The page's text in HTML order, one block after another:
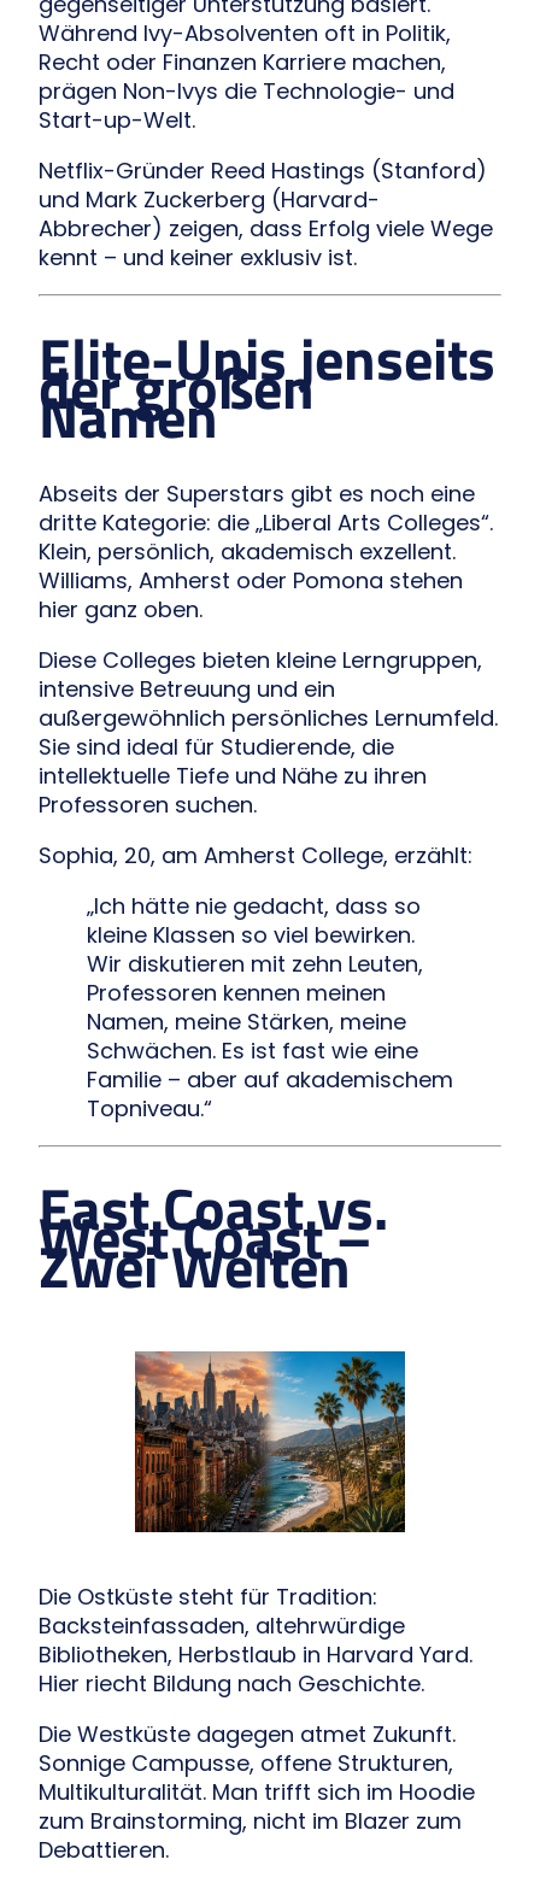
Während Ivy-Absolventen oft in Politik,
Recht oder Finanzen Karriere machen,
prägen Non-Ivys die Technologie- und
Start-up-Welt.
Netflix-Gründer Reed Hastings (Stanford)
und Mark Zuckerberg (Harvard-
Abbrecher) zeigen, dass Erfolg viele Wege
kennt – und keiner exklusiv ist.
Elite-Unis jenseits
der großen
Namen
Abseits der Superstars gibt es noch eine
dritte Kategorie: die „Liberal Arts Colleges“.
Klein, persönlich, akademisch exzellent.
Williams, Amherst oder Pomona stehen
hier ganz oben.
Diese Colleges bieten kleine Lerngruppen,
intensive Betreuung und ein
außergewöhnlich persönliches Lernumfeld.
Sie sind ideal für Studierende, die
intellektuelle Tiefe und Nähe zu ihren
Professoren suchen.
Sophia, 20, am Amherst College, erzählt:
„Ich hätte nie gedacht, dass so
kleine Klassen so viel bewirken.
Wir diskutieren mit zehn Leuten,
Professoren kennen meinen
Namen, meine Stärken, meine
Schwächen. Es ist fast wie eine
Familie – aber auf akademischem
Topniveau.“
East Coast vs.
West Coast –
Zwei Welten
Die Ostküste steht für Tradition:
Backsteinfassaden, altehrwürdige
Bibliotheken, Herbstlaub in Harvard Yard.
Hier riecht Bildung nach Geschichte.
Die Westküste dagegen atmet Zukunft.
Sonnige Campusse, offene Strukturen,
Multikulturalität. Man trifft sich im Hoodie
zum Brainstorming, nicht im Blazer zum
Debattieren.